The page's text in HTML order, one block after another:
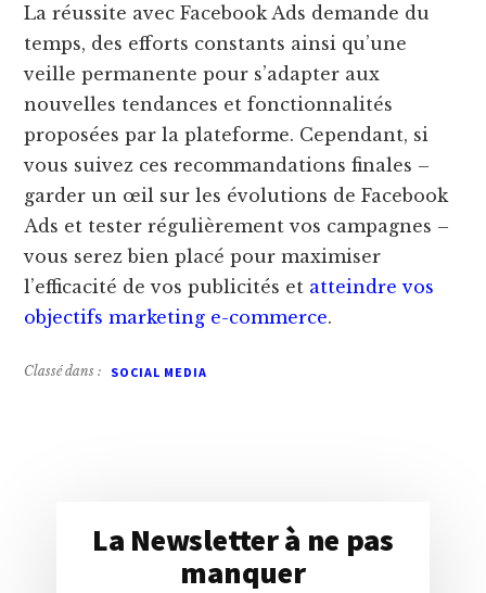
La réussite avec Facebook Ads demande du
temps, des efforts constants ainsi qu’une
veille permanente pour s’adapter aux
nouvelles tendances et fonctionnalités
proposées par la plateforme. Cependant, si
vous suivez ces recommandations finales –
garder un œil sur les évolutions de Facebook
Ads et tester régulièrement vos campagnes –
vous serez bien placé pour maximiser
l’efficacité de vos publicités et atteindre vos
objectifs marketing e-commerce.
Classé dans :
La Newsletter à ne pas
manquer